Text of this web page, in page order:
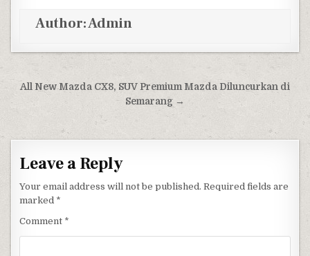
Author:Admin
Post navigation
All New Mazda CX8, SUV Premium Mazda Diluncurkan di
Semarang →
Leave a Reply
Your email address will not be published. Required fields are
marked *
Comment *